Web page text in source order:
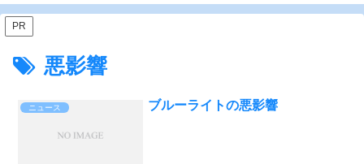
PR
悪影響
ニュース ブルーライトの悪影響